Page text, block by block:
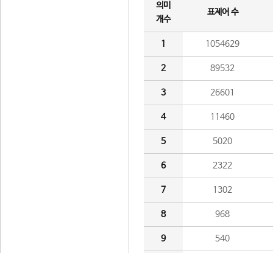
의미
개수
표제어 수
1 1054629
2 89532
3 26601
4 11460
5 5020
6 2322
7 1302
8 968
9 540